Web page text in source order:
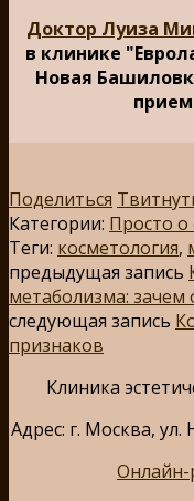
Доктор Луиза
в клинике
Новая
Поделиться
Категории: Просто
Теги: косметология,
предыдущая запись
метаболизма: зачем
следующая запись
признаков
Клиника
Адрес: г. Москва,
Онлайн-